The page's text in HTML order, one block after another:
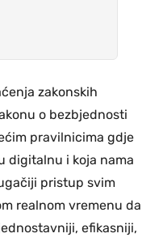
zakonskih
o bezbjednosti
pravilnicima gdje
digitalnu i koja nama
pristup svim
realnom vremenu da
efikasniji,